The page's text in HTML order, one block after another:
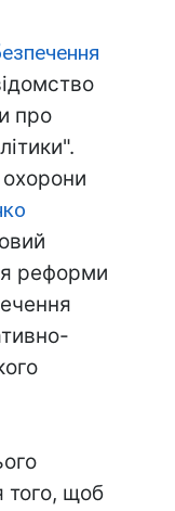
про
реформи
того, щоб